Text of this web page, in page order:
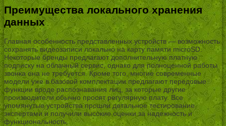
Преимущества локального хранения
данных
Главная особенность представленных устройств — возможность
сохранять видеозаписи локально на карту памяти microSD.
Некоторые бренды предлагают дополнительную платную
подписку на облачный сервис, однако для полноценной работы
звонка она не требуется. Кроме того, многие современные
модели уже в базовой комплектации предлагают передовые
функции вроде распознавания лиц, за которые другие
производители обычно просят регулярную плату. Все
упомянутые устройства прошли детальное тестирование
экспертами и получили высокие оценки за надежность и
функциональность.